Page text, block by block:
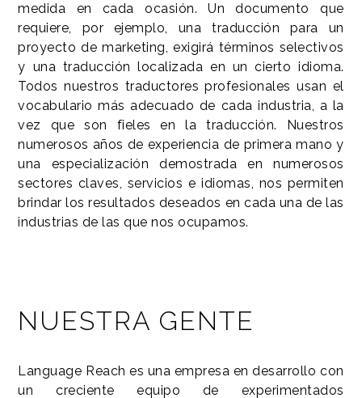
medida en cada ocasión. Un documento que
requiere, por ejemplo, una traducción para un
proyecto de marketing, exigirá términos selectivos
y una traducción localizada en un cierto idioma.
Todos nuestros traductores profesionales usan el
vocabulario más adecuado de cada industria, a la
vez que son fieles en la traducción. Nuestros
numerosos años de experiencia de primera mano y
una especialización demostrada en numerosos
sectores claves, servicios e idiomas, nos permiten
brindar los resultados deseados en cada una de las
industrias de las que nos ocupamos.
NUESTRA GENTE
Language Reach es una empresa en desarrollo con
un creciente equipo de experimentados